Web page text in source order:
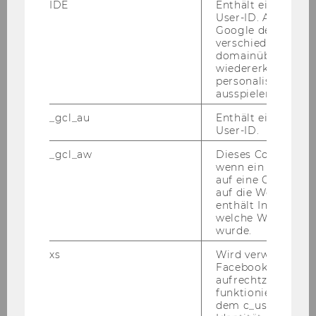
Aus­schrei­bungs­tex­tes ent­spre­chen, sind zu
Be­wer­bungs­ge­sprä­chen ein­zu­la­den.
An der WU ist ein Ar­beits­kreis für Gleich­be­
hand­lungs­fra­gen ein­ge­rich­tet. Nä­he­re In­for­
ma­tio­nen fin­den Sie unter
http://www.wu.ac.at/struc­tu­re/lobby/equaltre­
at­ment.
Wir bit­ten Be­wer­be­rin­nen und Be­wer­ber um
Ver­ständ­nis dafür, dass Reise-​ und Auf­ent­halts­
kos­ten, die aus An­lass von Auswahl-​ und Auf­
nah­me­ver­fah­ren ent­ste­hen, nicht von der Wirt­
schafts­uni­ver­si­tät Wien ab­ge­gol­ten wer­den
IDE
Enthält eine
User-ID. Anhand
Google den User
verschiedene
wiedererkennen
personalisierte
ausspielen.
_gcl_au
Enthält eine
User-ID.
_gcl_aw
Dieses Cookie
wenn ein User
auf eine Google
auf die Website
enthält
welche
wurde.
xs
Wird verwendet,
Facebook-Sitzung
funktioniert in
dem c_user-